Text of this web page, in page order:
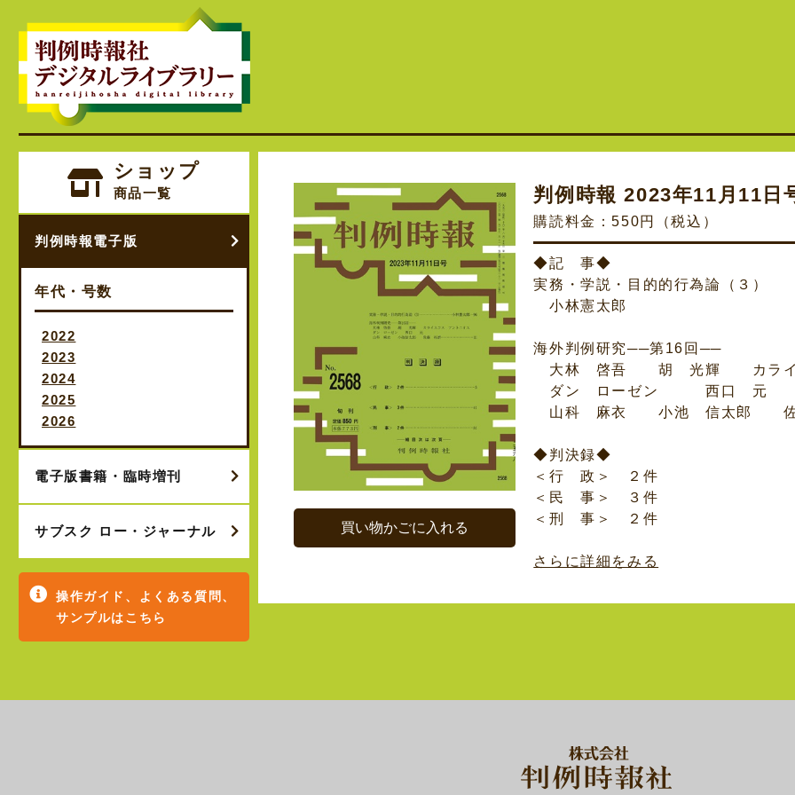
ショップ
商品一覧
判例時報電子版
年代・号数
2022
2023
2024
2025
2026
電子版書籍・臨時増刊
サブスク ロー・ジャーナル
操作ガイド、よくある質問、
サンプルはこちら
買い物かごに入れる
判例時報 2023年11月11日
購読料金：550円（税込）
◆記 事◆
実務・学説・目的的行為論（３）
小林憲太郎
海外判例研究──第16回──
大林 啓吾 胡 光輝 カライス
ダン ローゼン 西口 元
山科 麻衣 小池 信太郎 佐
◆判決録◆
＜行 政＞ ２件
＜民 事＞ ３件
＜刑 事＞ ２件
さらに詳細をみる